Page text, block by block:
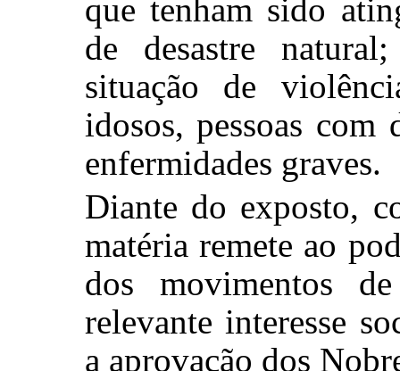
que tenham sido
de desastre
situação de
idosos, pessoas com
enfermidades graves.
Diante do exposto,
matéria remete ao
dos movimentos
relevante interesse
a aprovação dos